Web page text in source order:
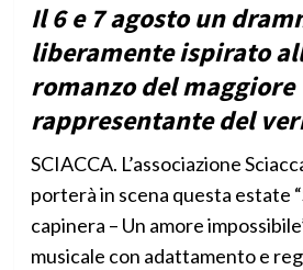
Il 6 e 7 agosto un
liberamente ispirato
romanzo del maggiore
rappresentante del
SCIACCA. L’associazione
porterà in scena questa estate
capinera – Un amore
musicale con adattamento e